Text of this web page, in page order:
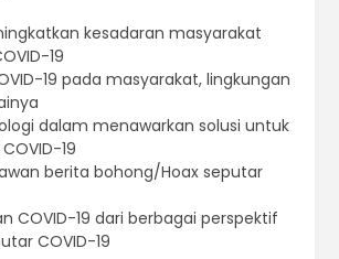
kesadaran masyarakat
19
19 pada masyarakat, lingkungan
dalam menawarkan solusi untuk
19
berita bohong/Hoax seputar
COVID-19 dari berbagai perspektif
COVID-19